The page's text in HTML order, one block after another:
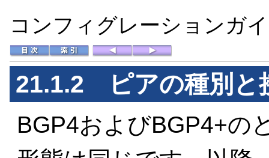
コンフィグレーションガ
21.1.2 ピアの種別と
BGP4およびBGP4+の